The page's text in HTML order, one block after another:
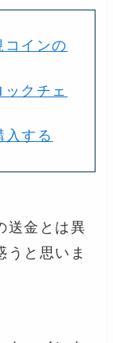
コインの
ックチェ
入する
送金とは異
うと思いま